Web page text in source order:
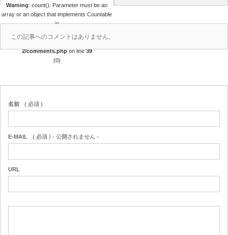
Warning: count(): Parameter must be an
array or an object that implements Countable
in
/home/r4688280/public_html/takedataro.c
2/comments.phpon line39
(0)
この記事へのコメントはありません。
名前 ( 必須 )
E-MAIL ( 必須 ) - 公開されません -
URL